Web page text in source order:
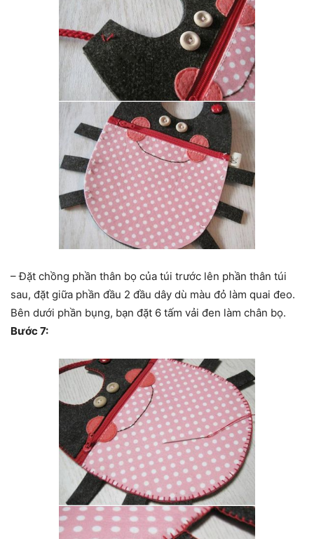
– Đặt chồng phần thân bọ của túi trước lên phần thân túi
sau, đặt giữa phần đầu 2 đầu dây dù màu đỏ làm quai đeo.
Bên dưới phần bụng, bạn đặt 6 tấm vải đen làm chân bọ.
Bước 7: